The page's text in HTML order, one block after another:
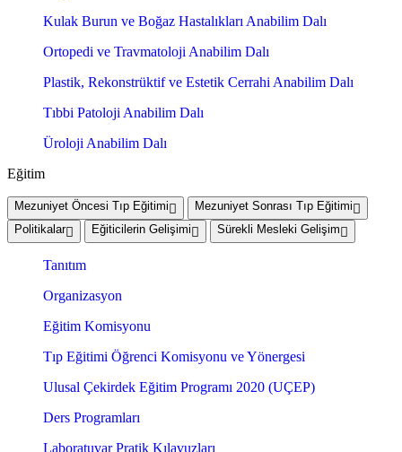
Kulak Burun ve Boğaz Hastalıkları Anabilim Dalı
Ortopedi ve Travmatoloji Anabilim Dalı
Plastik, Rekonstrüktif ve Estetik Cerrahi Anabilim Dalı
Tıbbi Patoloji Anabilim Dalı
Üroloji Anabilim Dalı
Eğitim
Mezuniyet Öncesi Tıp Eğitimi
Mezuniyet Sonrası Tıp Eğitimi
Politikalar
Eğiticilerin Gelişimi Sürekli Mesleki Gelişim
Tanıtım
Organizasyon
Eğitim Komisyonu
Tıp Eğitimi Öğrenci Komisyonu ve Yönergesi
Ulusal Çekirdek Eğitim Programı 2020 (UÇEP)
Ders Programları
Laboratuvar Pratik Kılavuzları